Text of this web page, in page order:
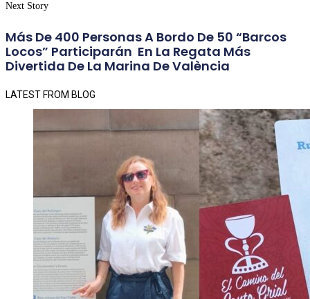
Next Story
Más De 400 Personas A Bordo De 50 “barcos
Locos” Participarán En La Regata Más
Divertida De La Marina De València
LATEST FROM BLOG